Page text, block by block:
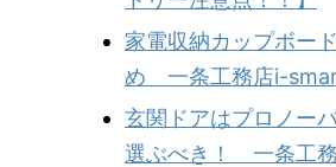
家電収納カップボー
め 一条工務店i-
玄関ドアはプロノー
選ぶべき！ 一条工